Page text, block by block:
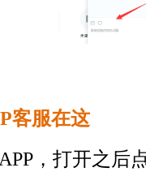
客服在这
，打开之后